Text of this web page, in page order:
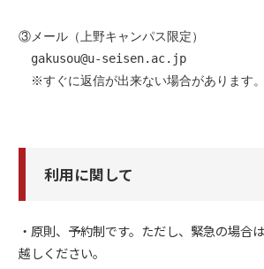
③メール（上野キャンパス限定）
gakusou@u-seisen.ac.jp
※すぐに返信が出来ない場合があります。
利用に関して
・原則、予約制です。ただし、緊急の場合
越しください。